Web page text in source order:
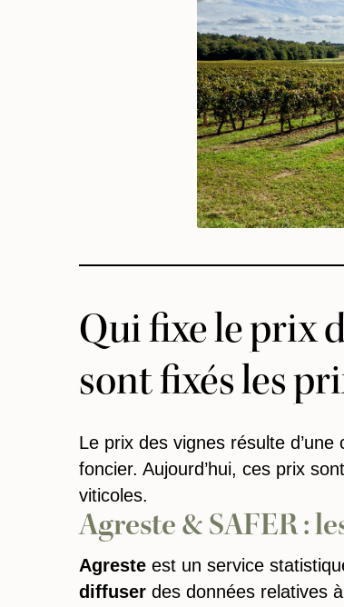
Qui fixe le prix
sont fixés les
Le prix des vignes résulte d’une
foncier. Aujourd’hui, ces prix
viticoles.
Agreste & SAFER :
Agresteest un service
diffuserdes données relatives à